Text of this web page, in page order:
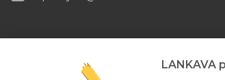
LANKAVA